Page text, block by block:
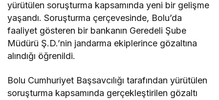
yürütülen soruşturma kapsamında yeni bir gelişme
yaşandı. Soruşturma çerçevesinde, Bolu’da
faaliyet gösteren bir bankanın Geredeli Şube
Müdürü Ş.D.’nin jandarma ekiplerince gözaltına
alındığı öğrenildi.
Bolu Cumhuriyet Başsavcılığı tarafından yürütülen
soruşturma kapsamında gerçekleştirilen gözaltı